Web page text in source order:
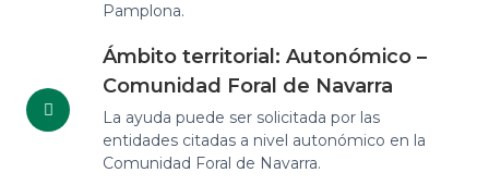
Pamplona.
Ámbito territorial: Autonómico –
Comunidad Foral de Navarra
La ayuda puede ser solicitada por las
entidades citadas a nivel autonómico en la
Comunidad Foral de Navarra.